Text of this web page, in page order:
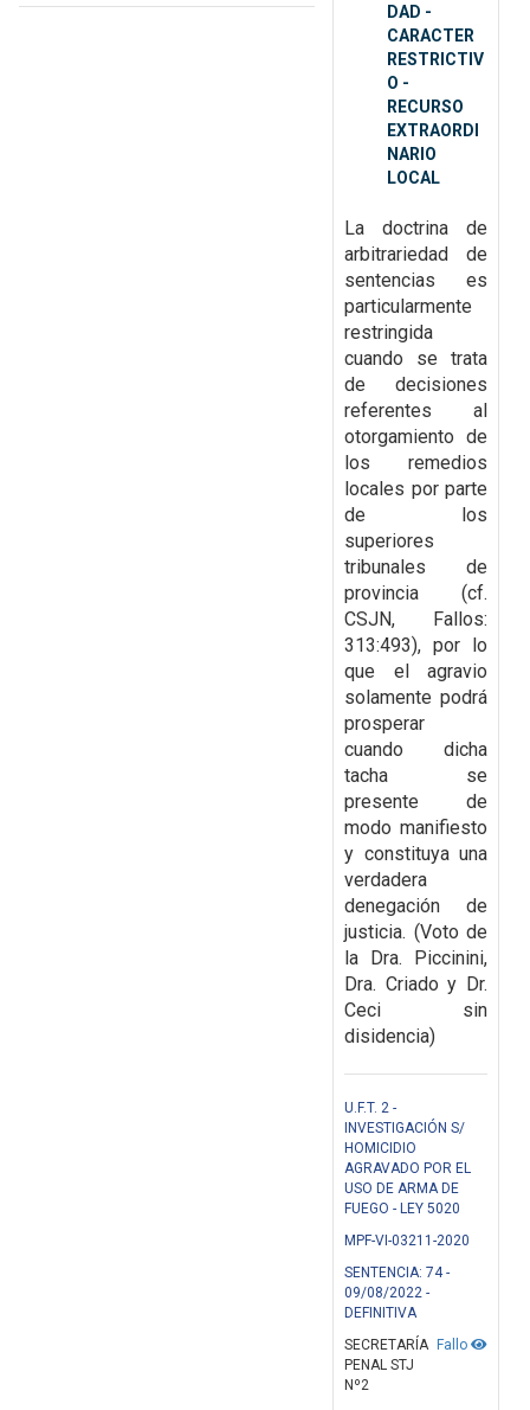
DAD -
CARACTER
RESTRICTIV
O -
RECURSO
EXTRAORDI
NARIO
LOCAL
La doctrina de
arbitrariedad de
sentencias es
particularmente
restringida
cuando se trata
de decisiones
referentes al
otorgamiento de
los remedios
locales por parte
de los
superiores
tribunales de
provincia (cf.
CSJN, Fallos:
313:493), por lo
que el agravio
solamente podrá
prosperar
cuando dicha
tacha se
presente de
modo manifiesto
y constituya una
verdadera
denegación de
justicia. (Voto de
la Dra. Piccinini,
Dra. Criado y Dr.
Ceci sin
disidencia)
U.F.T. 2 -
INVESTIGACIÓN S/
HOMICIDIO
AGRAVADO POR EL
USO DE ARMA DE
FUEGO - LEY 5020
MPF-VI-03211-2020
SENTENCIA: 74 -
09/08/2022 -
DEFINITIVA
Fallo
SECRETARÍA
PENAL STJ
Nº2